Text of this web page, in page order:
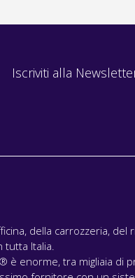
Iscriviti alla
della carrozzeria,
tutta Italia.
è enorme, tra migliaia di